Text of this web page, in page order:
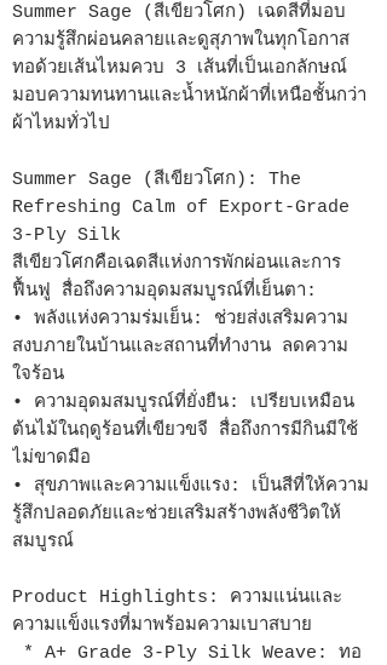
Summer Sage (สีเขียวโศก) เฉดสีที่มอบ
ความรู้สึกผ่อนคลายและดูสุภาพในทุกโอกาส
ทอด้วยเส้นไหมควบ 3 เส้นที่เป็นเอกลักษณ์
มอบความทนทานและน้ำหนักผ้าที่เหนือชั้นกว่า
ผ้าไหมทั่วไป
Summer Sage (สีเขียวโศก): The
Refreshing Calm of Export-Grade
3-Ply Silk
สีเขียวโศกคือเฉดสีแห่งการพักผ่อนและการ
ฟื้นฟู สื่อถึงความอุดมสมบูรณ์ที่เย็นตา:
• พลังแห่งความร่มเย็น: ช่วยส่งเสริมความ
สงบภายในบ้านและสถานที่ทำงาน ลดความ
ใจร้อน
• ความอุดมสมบูรณ์ที่ยั่งยืน: เปรียบเหมือน
ต้นไม้ในฤดูร้อนที่เขียวขจี สื่อถึงการมีกินมีใช้
ไม่ขาดมือ
• สุขภาพและความแข็งแรง: เป็นสีที่ให้ความ
รู้สึกปลอดภัยและช่วยเสริมสร้างพลังชีวิตให้
สมบูรณ์
Product Highlights: ความแน่นและ
ความแข็งแรงที่มาพร้อมความเบาสบาย
* A+ Grade 3-Ply Silk Weave: ทอ